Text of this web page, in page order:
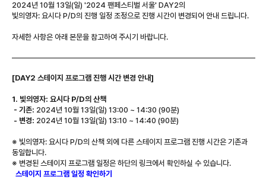
2024년 10월 13일(일) '2024 팬페스티벌 서울' DAY2의
빛의영자: 요시다 P/D의 진행 일정 조정으로 진행 시간이 변경되어 안내 드립니다.
자세한 사항은 아래 본문을 참고하여 주시기 바랍니다.
[DAY2 스테이지 프로그램 진행 시간 변경 안내]
1. 빛의영자: 요시다 P/D의 산책
- 기존: 2024년 10월 13일(일) 13:00 ~ 14:30 (90분)
- 변경: 2024년 10월 13일(일) 13:10 ~ 14:40 (90분)
※ 빛의영자: 요시다 P/D의 산책 외에 다른 스테이지 프로그램 진행 시간은 기존과
동일합니다.
※ 변경된 스테이지 프로그램 일정은 하단의 링크에서 확인하실 수 있습니다.
스테이지 프로그램 일정 확인하기